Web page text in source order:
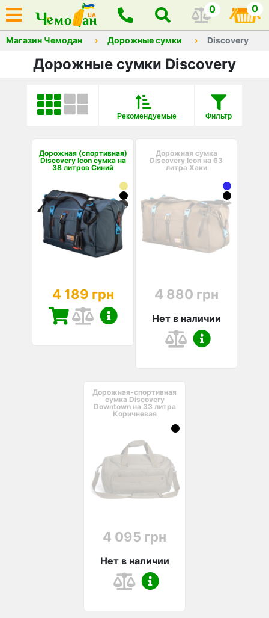
0 0
Магазин Чемодан Дорожные сумки Discovery
Дорожные сумки Discovery
Фильтр
Рекомендуемые
Дорожная (спортивная)
Discovery Icon сумка на
38 литров Синий
4 189 грн
Дорожная сумка
Discovery Icon на 63
литра Хаки
4 880 грн
Нет в наличии
Дорожная-спортивная
сумка Discovery
Downtown на 33 литра
Коричневая
4 095 грн
Нет в наличии